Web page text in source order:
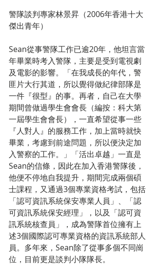
警隊談判專家林景昇（2006年香港十大
傑出青年）
Sean從事警隊工作已逾20年，他坦言當
年畢業時考入警隊，主要是受到電視劇
及電影的影響。「在我成長的年代，警
匪片大行其道，所以覺得做紀律部隊是
一件『很型』的事。再者，自己在大學
期間曾做過學生會會長（編按：科大第
一屆學生會會長），一直希望從事一些
『人對人』的服務工作，加上當時就快
畢業，考慮到前途問題，所以便決定加
入警察的工作。」「活出卓越」一直是
Sean的信條，因此在加入香港警隊後，
他便不停地自我提升，期間完成兩個碩
士課程，又通過3個專業資格考試，包括
「認可資訊系統保安專業人員」、「認
可資訊系統保安經理」，以及「認可資
訊系統核查員」，成為警隊首位擁有上
述3個國際認可專業資格的資訊系統部人
員。多年來，Sean除了從事多個不同崗
位，目前更是談判小隊隊長。